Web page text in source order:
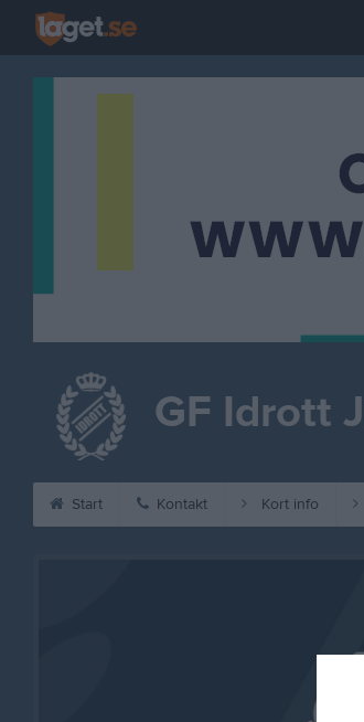
GF Idrott
Start Kontakt Kort info